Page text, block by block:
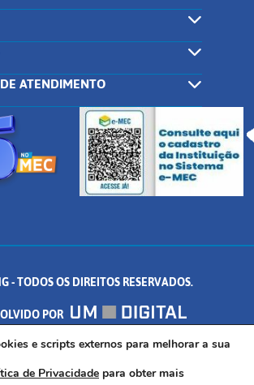
de ferramentas
ATENDIMENTO
- TODOS OS DIREITOS RESERVADOS.
POR
SENNA, 328 - PALMEIRAS, FORMIGA/MG - CEP:
35.574.530
e scripts externos para melhorar a sua
de Privacidade para obter mais